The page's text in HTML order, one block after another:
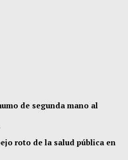
de segunda mano al
roto de la salud pública en